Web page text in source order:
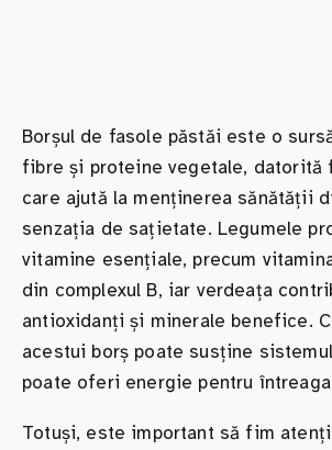
Borșul de fasole păstăi este o
fibre și proteine vegetale, datorită
care ajută la menținerea sănătății
senzația de sațietate. Legumele
vitamine esențiale, precum
din complexul B, iar verdeața
antioxidanți și minerale benefice.
acestui borș poate susține
poate oferi energie pentru
Totuși, este important să fim